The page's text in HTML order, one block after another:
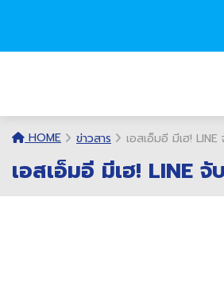
HOME ข่าวสาร เอสเอ็มอี มีเฮ!
เอสเอ็มอี มีเฮ! LINE